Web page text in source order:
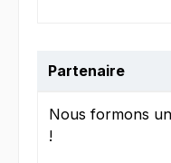
Partenaire
Nous formons
!